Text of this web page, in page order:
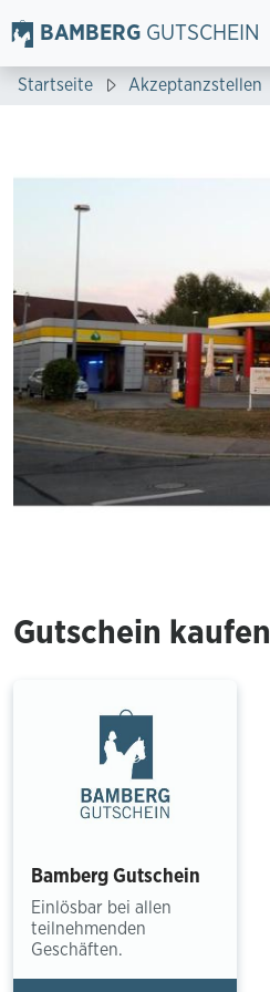
BAMBERG GUTSCHEIN
Startseite Akzeptanzstellen
Gutschein kaufen
Bamberg Gutschein
Einlösbar bei allen
teilnehmenden
Geschäften.